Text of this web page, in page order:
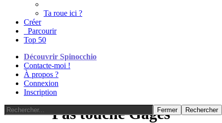
Ta roue ici ?
Créer
Parcourir
Top 50
Découvrir Spinocchio
Contacte-moi !
À propos ?
Connexion
Inscription
Fermer Rechercher
Pas touche Gages